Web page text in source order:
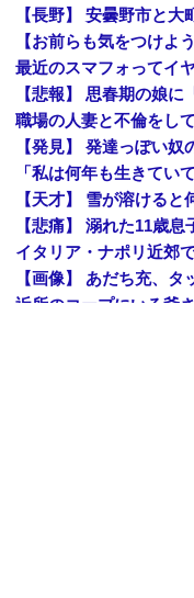
最近のスマフォってイ
職場の人妻と不倫をし